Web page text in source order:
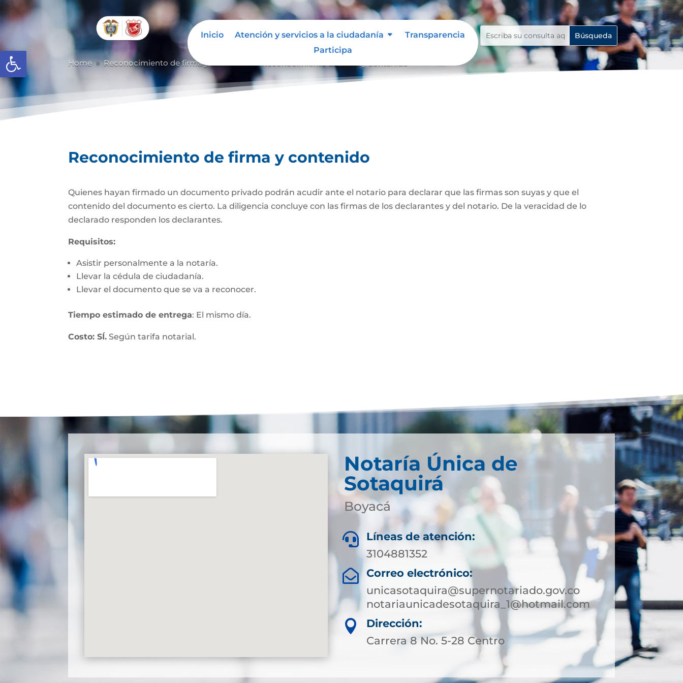
Abrir barra de herramientas
Inicio Atención y servicios a la ciudadanía
Transparencia
Participa
Home 9 Reconocimiento de firma y contenido
Reconocimiento de firma y contenido
Quienes hayan firmado un documento privado podrán acudir ante el notario para declarar que las firmas son suyas y que el
contenido del documento es cierto. La diligencia concluye con las firmas de los declarantes y del notario. De la veracidad de lo
declarado responden los declarantes.
Requisitos:
Asistir personalmente a la notaría.
Llevar la cédula de ciudadanía.
Llevar el documento que se va a reconocer.
Tiempo estimado de entrega: El mismo día.
Costo: SÍ. Según tarifa notarial.
Notaría Única de
Sotaquirá
Boyacá

Líneas de atención:
3104881352

Correo electrónico:
unicasotaquira@supernotariado.gov.co
notariaunicadesotaquira_1@hotmail.com

Dirección:
Carrera 8 No. 5-28 Centro